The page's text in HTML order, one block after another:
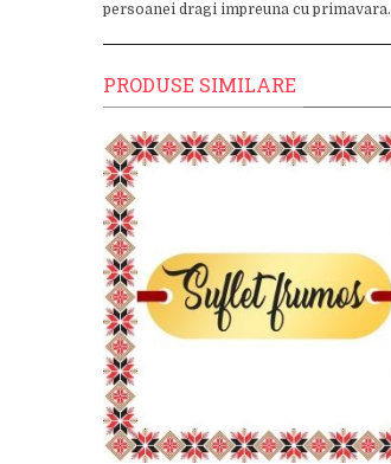
persoanei dragi impreuna cu primavara.
PRODUSE SIMILARE